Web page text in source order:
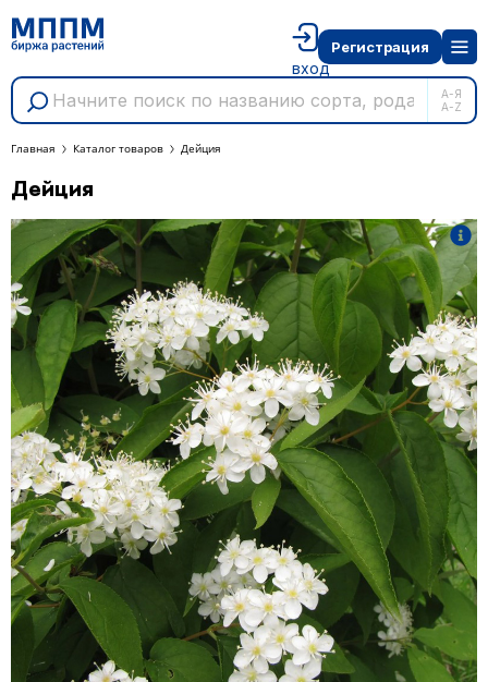
А-Я
A-Z
вход
Регистрация
Главная Каталог товаров Дейция
Дейция